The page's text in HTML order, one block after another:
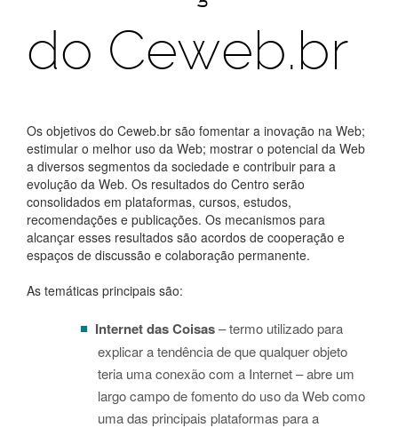
do Ceweb.br
Os objetivos do Ceweb.br são fomentar a inovação na Web;
estimular o melhor uso da Web; mostrar o potencial da Web
a diversos segmentos da sociedade e contribuir para a
evolução da Web. Os resultados do Centro serão
consolidados em plataformas, cursos, estudos,
recomendações e publicações. Os mecanismos para
alcançar esses resultados são acordos de cooperação e
espaços de discussão e colaboração permanente.
As temáticas principais são:
Internet das Coisas– termo utilizado para
explicar a tendência de que qualquer objeto
teria uma conexão com a Internet – abre um
largo campo de fomento do uso da Web como
uma das principais plataformas para a